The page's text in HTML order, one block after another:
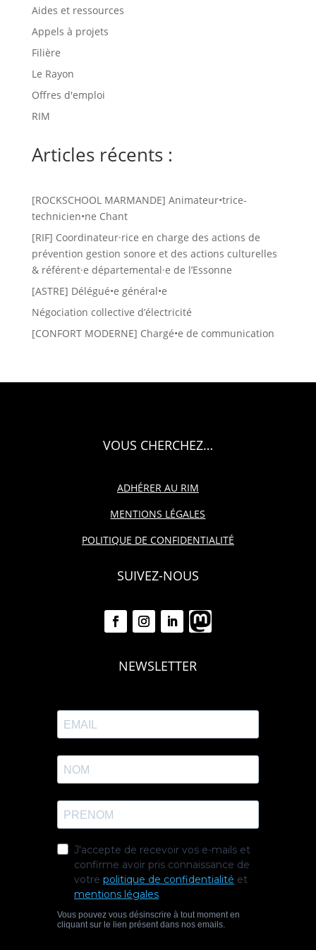
Aides et ressources
Appels à projets
Filière
Le Rayon
Offres d'emploi
RIM
Articles récents :
[ROCKSCHOOL MARMANDE] Animateur•trice-
technicien•ne Chant
[RIF] Coordinateur·rice en charge des actions de
prévention gestion sonore et des actions culturelles
& référent·e départemental·e de l’Essonne
[ASTRE] Délégué•e général•e
Négociation collective d’électricité
[CONFORT MODERNE] Chargé•e de communication
VOUS CHERCHEZ…
ADHÉRER AU RIM
MENTIONS LÉGALES
POLITIQUE DE CONFIDENTIALITÉ
SUIVEZ-NOUS
NEWSLETTER